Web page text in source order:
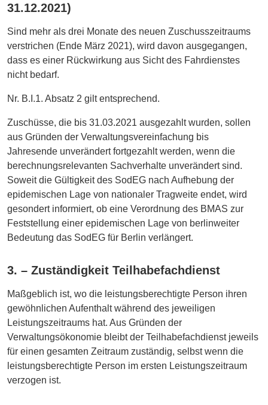
31.12.2021)
Sind mehr als drei Monate des neuen Zuschusszeitraums
verstrichen (Ende März 2021), wird davon ausgegangen,
dass es einer Rückwirkung aus Sicht des Fahrdienstes
nicht bedarf.
Nr. B.I.1. Absatz 2 gilt entsprechend.
Zuschüsse, die bis 31.03.2021 ausgezahlt wurden, sollen
aus Gründen der Verwaltungsvereinfachung bis
Jahresende unverändert fortgezahlt werden, wenn die
berechnungsrelevanten Sachverhalte unverändert sind.
Soweit die Gültigkeit des SodEG nach Aufhebung der
epidemischen Lage von nationaler Tragweite endet, wird
gesondert informiert, ob eine Verordnung des BMAS zur
Feststellung einer epidemischen Lage von berlinweiter
Bedeutung das SodEG für Berlin verlängert.
3. – Zuständigkeit Teilhabefachdienst
Maßgeblich ist, wo die leistungsberechtigte Person ihren
gewöhnlichen Aufenthalt während des jeweiligen
Leistungszeitraums hat. Aus Gründen der
Verwaltungsökonomie bleibt der Teilhabefachdienst jeweils
für einen gesamten Zeitraum zuständig, selbst wenn die
leistungsberechtigte Person im ersten Leistungszeitraum
verzogen ist.